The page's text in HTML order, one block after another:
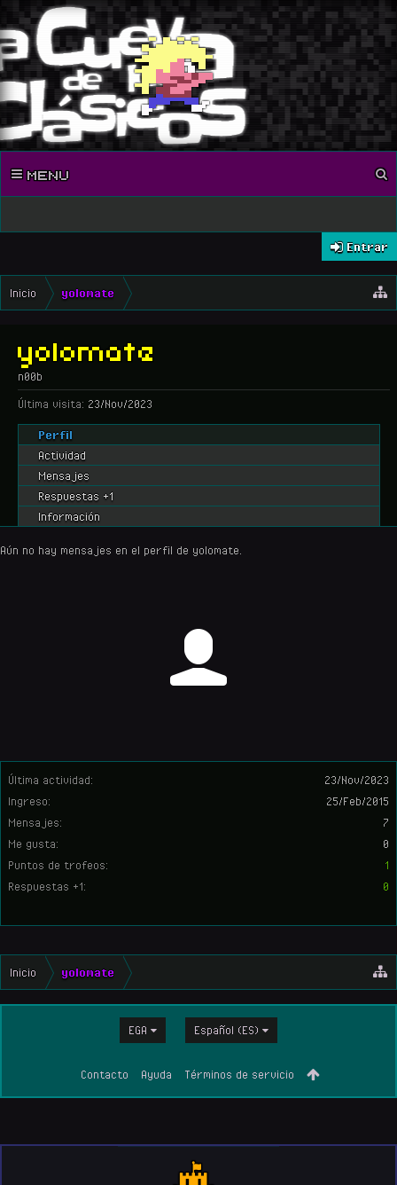
MENU
Entrar
Inicio yolomate
Última actividad:
23/Nov/2023
Ingreso:
25/Feb/2015
Mensajes:
7
Me gusta:
0
Puntos de trofeos:
1
Respuestas +1:
0
yolomate
n00b
Última visita: 23/Nov/2023
Perfil
Actividad
Mensajes
Respuestas +1
Información
Aún no hay mensajes en el perfil de yolomate.
Inicio yolomate
EGA Español (ES)
Contacto Ayuda Términos de servicio